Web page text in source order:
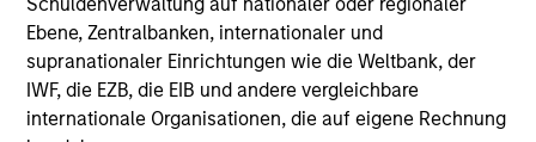
Ebene, Zentralbanken, internationaler und
supranationaler Einrichtungen wie die Weltbank, der
IWF, die EZB, die EIB und andere vergleichbare
internationale Organisationen, die auf eigene Rechnung
Wertentwicklung gelegt. Die besten 10% der Produkte in
jeder Kategorie erhalten 5 Sterne, die nächsten 22,5% 4
Sterne, die nächsten 35% 3 Sterne, die nächsten 22,5% 2
Sterne und die unteren 10% 1 Stern. Das Morningstar-
Gesamtrating für ein verwaltetes Produkt ergibt sich aus